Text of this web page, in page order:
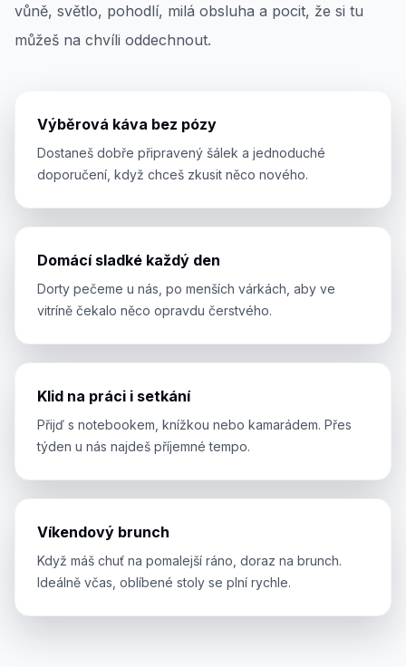
vůně, světlo, pohodlí, milá obsluha a pocit, že si tu
můžeš na chvíli oddechnout.
Výběrová káva bez pózy
Dostaneš dobře připravený šálek a jednoduché
doporučení, když chceš zkusit něco nového.
Domácí sladké každý den
Dorty pečeme u nás, po menších várkách, aby ve
vitríně čekalo něco opravdu čerstvého.
Klid na práci i setkání
Přijď s notebookem, knížkou nebo kamarádem. Přes
týden u nás najdeš příjemné tempo.
Víkendový brunch
Když máš chuť na pomalejší ráno, doraz na brunch.
Ideálně včas, oblíbené stoly se plní rychle.